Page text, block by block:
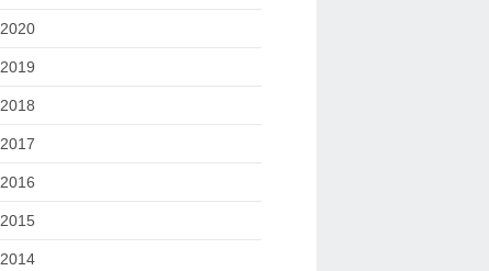
2020
2019
2018
2017
2016
2015
2014